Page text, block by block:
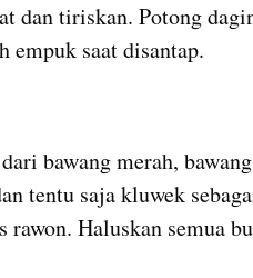
dan tiriskan. Potong
empuk saat disantap.
bawang merah,
tentu saja kluwek
rawon. Haluskan semua